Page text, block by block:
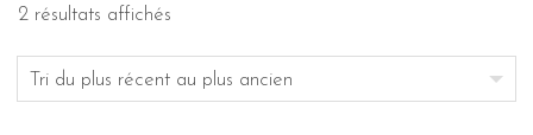
2 résultats affichés